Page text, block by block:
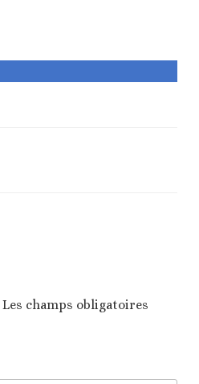
Les champs obligatoires